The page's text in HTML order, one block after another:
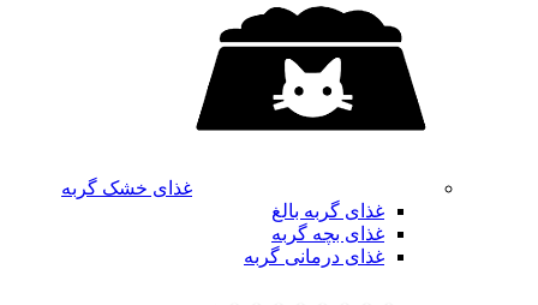
غذای خشک گربه
غذای گربه بالغ
غذای بچه گربه
غذای درمانی گربه